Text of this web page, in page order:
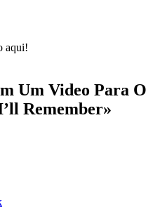
aqui!
Um Video Para O
Remember»